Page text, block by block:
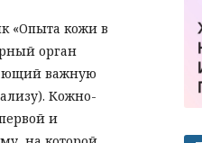
«Опыта кожи в
орган
важную
Кожно-
и